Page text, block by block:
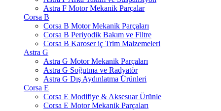
Astra F Motor Mekanik Parçalar
Corsa B
Corsa B Motor Mekanik Parçaları
Corsa B Periyodik Bakım ve Filtre
Corsa B Karoser iç Trim Malzemeleri
Astra G
Astra G Motor Mekanik Parçaları
Astra G Soğutma ve Radyatör
Astra G Dış Aydınlatma Ürünleri
Corsa E
Corsa E Modifiye & Aksesuar Ürünle
Corsa E Motor Mekanik Parçaları